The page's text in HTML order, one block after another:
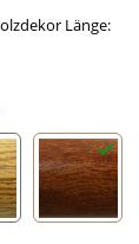
Länge: